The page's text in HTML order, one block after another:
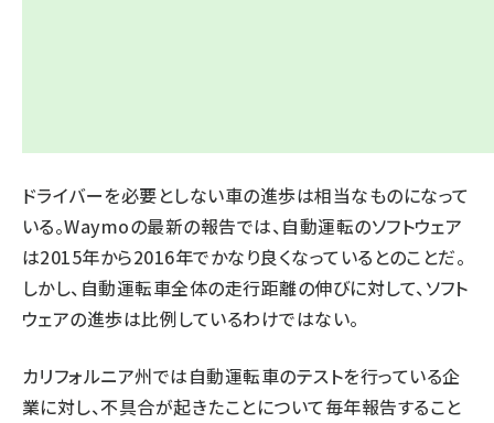
ドライバーを必要としない車の進歩は相当なものになって
いる。Waymoの最新の報告では、自動運転のソフトウェア
は2015年から2016年でかなり良くなっているとのことだ。
しかし、自動運転車全体の走行距離の伸びに対して、ソフト
ウェアの進歩は比例しているわけではない。
カリフォルニア州では自動運転車のテストを行っている企
業に対し、不具合が起きたことについて毎年報告すること